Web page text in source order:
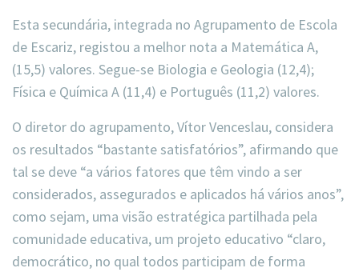
Esta secundária, integrada no Agrupamento de Escola
de Escariz, registou a melhor nota a Matemática A,
(15,5) valores. Segue-se Biologia e Geologia (12,4);
Física e Química A (11,4) e Português (11,2) valores.
O diretor do agrupamento, Vítor Venceslau, considera
os resultados “bastante satisfatórios”, afirmando que
tal se deve “a vários fatores que têm vindo a ser
considerados, assegurados e aplicados há vários anos”,
como sejam, uma visão estratégica partilhada pela
comunidade educativa, um projeto educativo “claro,
democrático, no qual todos participam de forma